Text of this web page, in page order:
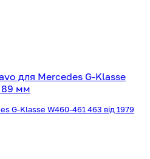
G-Klasse W460-461 463 від 1979